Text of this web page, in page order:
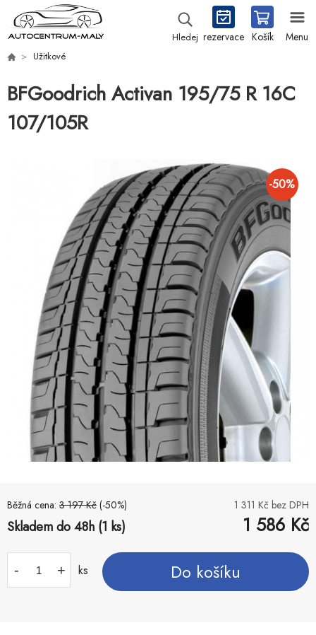
Hledej rezervace Košík Menu
Užitkové
BFGoodrich Activan 195/75 R 16C
107/105R
-50%
Běžná cena: 3 197 Kč (-50%) 1 311 Kč bez DPH
Skladem do 48h (1 ks) 1 586 Kč
- + ks Do košíku